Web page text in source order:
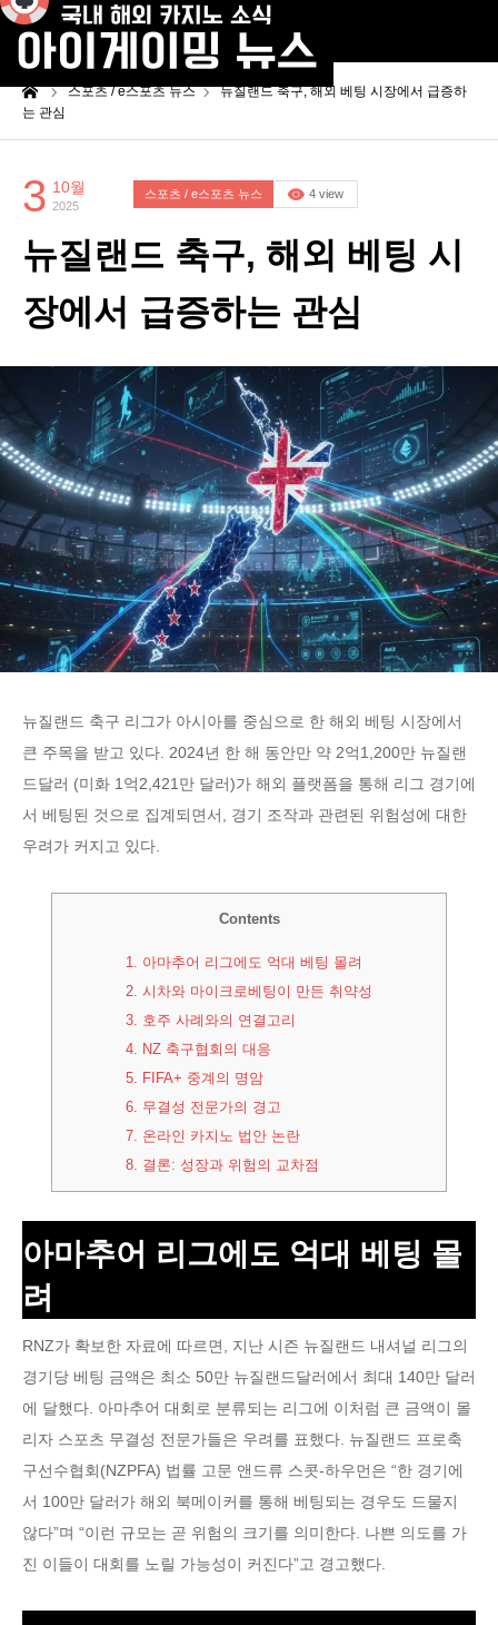
스포츠 / e스포츠 뉴스
뉴질랜드 축구, 해외 베팅 시장에서 급증하
는 관심
3 10월
2025
스포츠 / e스포츠 뉴스 4 view
뉴질랜드 축구, 해외 베팅 시
장에서 급증하는 관심
뉴질랜드 축구 리그가 아시아를 중심으로 한 해외 베팅 시장에서
큰 주목을 받고 있다. 2024년 한 해 동안만 약 2억1,200만 뉴질랜
드달러 (미화 1억2,421만 달러)가 해외 플랫폼을 통해 리그 경기에
서 베팅된 것으로 집계되면서, 경기 조작과 관련된 위험성에 대한
우려가 커지고 있다.
Contents
1. 아마추어 리그에도 억대 베팅 몰려
2. 시차와 마이크로베팅이 만든 취약성
3. 호주 사례와의 연결고리
4. NZ 축구협회의 대응
5. FIFA+ 중계의 명암
6. 무결성 전문가의 경고
7. 온라인 카지노 법안 논란
8. 결론: 성장과 위험의 교차점
아마추어 리그에도 억대 베팅 몰
려
RNZ가 확보한 자료에 따르면, 지난 시즌 뉴질랜드 내셔널 리그의
경기당 베팅 금액은 최소 50만 뉴질랜드달러에서 최대 140만 달러
에 달했다. 아마추어 대회로 분류되는 리그에 이처럼 큰 금액이 몰
리자 스포츠 무결성 전문가들은 우려를 표했다. 뉴질랜드 프로축
구선수협회(NZPFA) 법률 고문 앤드류 스콧-하우먼은 “한 경기에
서 100만 달러가 해외 북메이커를 통해 베팅되는 경우도 드물지
않다”며 “이런 규모는 곧 위험의 크기를 의미한다. 나쁜 의도를 가
진 이들이 대회를 노릴 가능성이 커진다”고 경고했다.